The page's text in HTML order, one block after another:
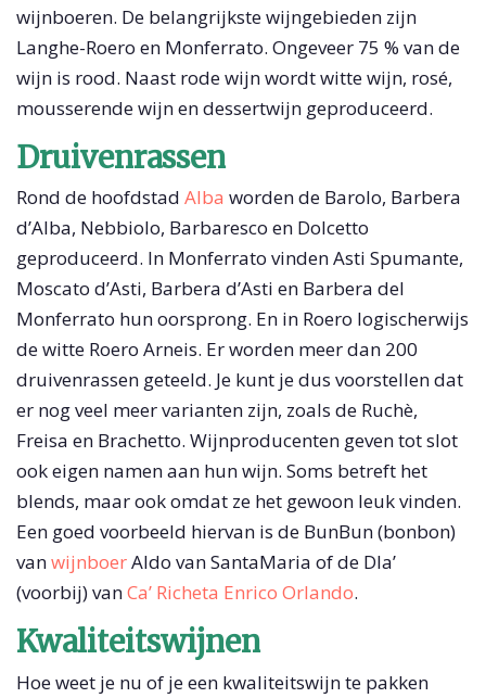
wijnboeren. De belangrijkste wijngebieden zijn
Langhe-Roero en Monferrato. Ongeveer 75 % van de
wijn is rood. Naast rode wijn wordt witte wijn, rosé,
mousserende wijn en dessertwijn geproduceerd.
Druivenrassen
Rond de hoofdstad Alba worden de Barolo, Barbera
d’Alba, Nebbiolo, Barbaresco en Dolcetto
geproduceerd. In Monferrato vinden Asti Spumante,
Moscato d’Asti, Barbera d’Asti en Barbera del
Monferrato hun oorsprong. En in Roero logischerwijs
de witte Roero Arneis. Er worden meer dan 200
druivenrassen geteeld. Je kunt je dus voorstellen dat
er nog veel meer varianten zijn, zoals de Ruchè,
Freisa en Brachetto. Wijnproducenten geven tot slot
ook eigen namen aan hun wijn. Soms betreft het
blends, maar ook omdat ze het gewoon leuk vinden.
Een goed voorbeeld hiervan is de BunBun (bonbon)
vanwijnboerAldo van SantaMaria of de Dla’
(voorbij) vanCa’ Richeta Enrico Orlando.
Kwaliteitswijnen
Hoe weet je nu of je een kwaliteitswijn te pakken